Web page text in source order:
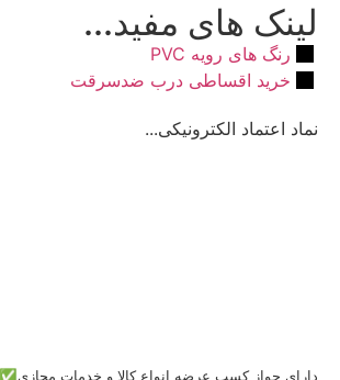
لینک های مفید...
رنگ های رویه PVC
خرید اقساطی درب ضدسرقت
نماد اعتماد الکترونیکی...
دارای جواز کسب عرضه انواع کالا و خدمات مجازی✅